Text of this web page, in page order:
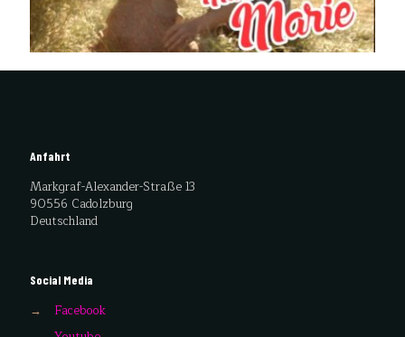
Anfahrt
Markgraf-Alexander-Straße 13
90556 Cadolzburg
Deutschland
Social Media
→
Facebook